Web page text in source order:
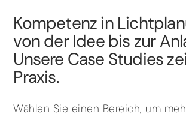
Kompetenz in
von der Idee bis zur
Unsere Case Studies
Praxis.
Wählen Sie einen Bereich, um